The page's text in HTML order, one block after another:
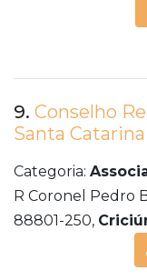
9. Conselho
Santa Catarina
Categoria:
R Coronel Pedro
88801-250,